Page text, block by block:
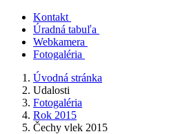
Kontakt
Úradná tabuľa
Webkamera
Fotogaléria
Úvodná stránka
Udalosti
Fotogaléria
Rok 2015
Čechy vlek 2015